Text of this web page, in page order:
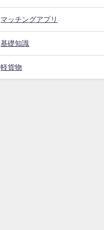
マッチングアプリ
基礎知識
軽貨物